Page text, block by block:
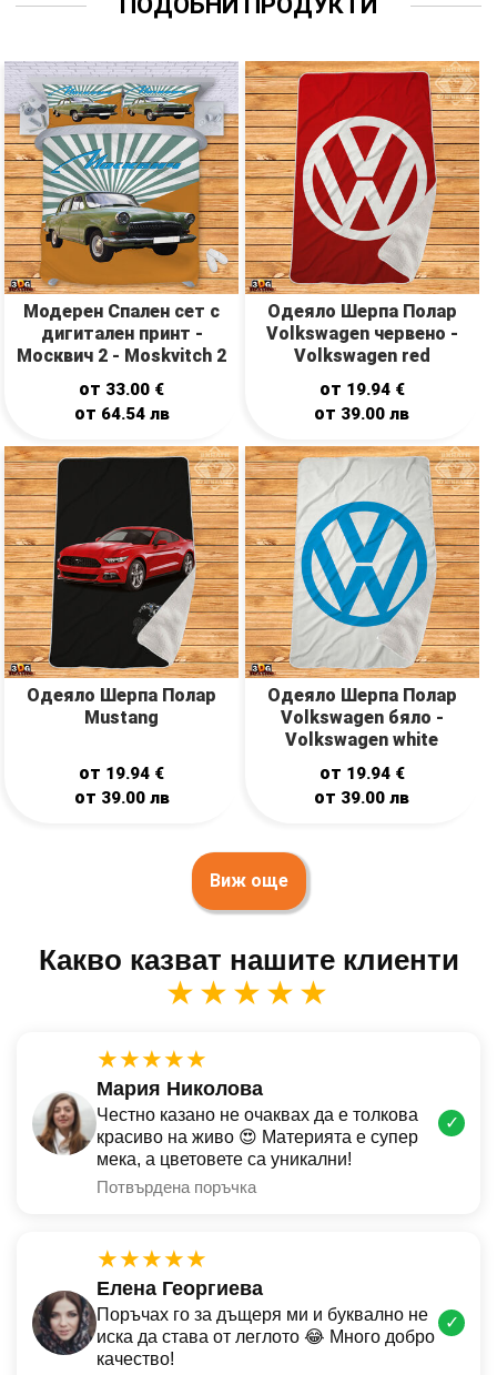
Модерен Спален сет с
дигитален принт -
Москвич 2 - Moskvitch 2
от 33.00 €
от 64.54 лв
Одеяло Шерпа Полар
Volkswagen червено -
Volkswagen red
от 19.94 €
от 39.00лв
Одеяло Шерпа Полар
Mustang
от 19.94 €
от 39.00 лв
Одеяло Шерпа Полар
Volkswagen бяло -
Volkswagen white
от 19.94 €
от 39.00лв
Виж още
Какво казват нашите клиенти
★★★★★
★★★★★
Мария Николова
Честно казано не очаквах да е толкова
красиво на живо 😍 Материята е супер
мека, а цветовете са уникални!
Потвърдена поръчка
✓
★★★★★
Елена Георгиева
Поръчах го за дъщеря ми и буквално не
иска да става от леглото 😂 Много добро
качество!
✓